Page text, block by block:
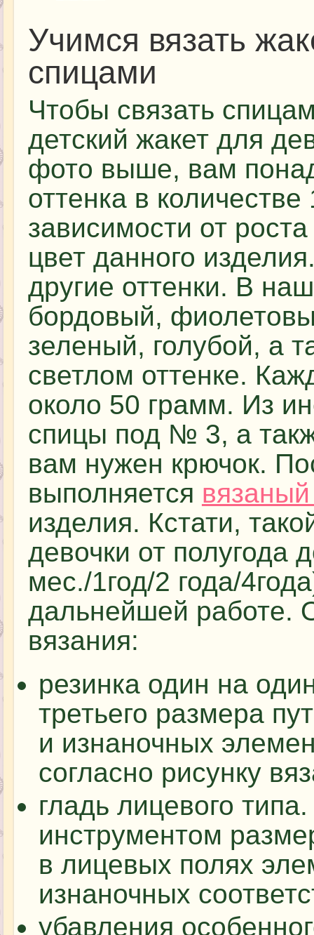
Учимся вязать
спицами
Чтобы связать
детский жакет для
фото выше, вам
оттенка в
зависимости от
цвет данного
другие оттенки. В
бордовый,
зеленый, голубой, а
светлом оттенке.
около 50 грамм. Из
спицы под № 3, а
вам нужен крючок.
выполняется
изделия. Кстати,
девочки от полугода
мес./1год/2 года/
дальнейшей работе.
вязания:
резинка один на
третьего размера
и изнаночных
согласно рисунку
гладь лицевого
инструментом
в лицевых полях
изнаночных
убавления